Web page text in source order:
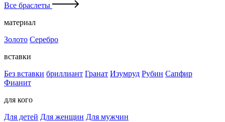
Все браслеты
материал
Золото Серебро
вставки
Без вставки бриллиант Гранат Изумруд Рубин Сапфир
Фианит
для кого
Для детей Для женщин Для мужчин